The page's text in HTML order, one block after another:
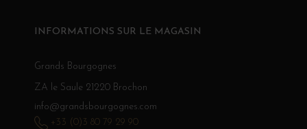
INFORMATIONS SUR LE MAGASIN
Grands Bourgognes
ZA le Saule 21220 Brochon
info@grandsbourgognes.com
+33 (0)3 80 79 29 90